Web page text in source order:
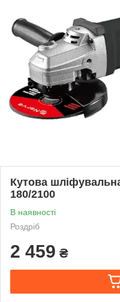
Кутова
180/2100
В наявності
Роздріб
2 459 ₴